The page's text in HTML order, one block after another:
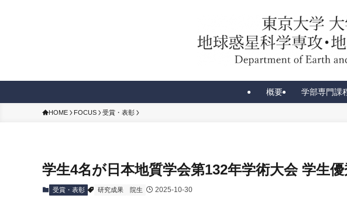
概要 学部専門課
HOME FOCUS 受賞・表彰
学生4名が日本地質学会第132年学術大会 学生
受賞・表彰 研究成果 院生 2025-10-30